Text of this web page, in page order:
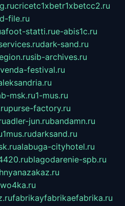
cricetc1xbetr1xbetcc2.ru
file.ru
statti.rue-abis1c.ru
dark-sand.ru
sib-archives.ru
venda-festival.ru
msk.ru1-mus.ru
purse-factory.ru
adler-jun.rubandamn.ru
1mus.rudarksand.ru
alabuga-cityhotel.ru
blagodarenie-spb.ru
fabrikayfabrikaefabrika.ru